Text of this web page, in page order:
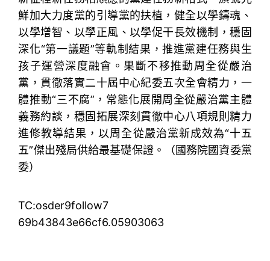
鮮加大力度黨的引導黨的扶植，健全以學鑄魂、
以學增智、以學正風、以學促干長效機制，穩固
深化“第一議題”等軌制結果，推進黨建任務與生
孩子運營深度融會。果斷不移推動周全從嚴治
黨，貫徹落實二十屆中心紀委五次全會精力，一
體推動“三不腐”，常態化展開周全從嚴治黨主體
義務約談，穩固拓展深刻貫徹中心八項規則精力
進修教導結果，以周全從嚴治黨新成效為“十五
五”傑出殘局供給最基礎保證。（國務院國資委黨
委）
TC:osder9follow7
69b43843e66cf6.05903063